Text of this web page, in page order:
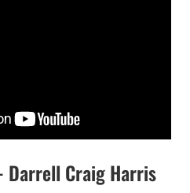
Darrell Craig Harris